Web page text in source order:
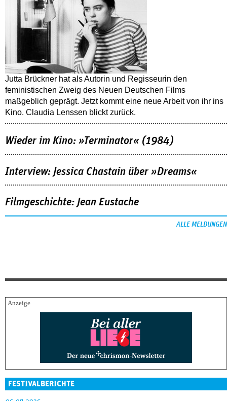
Jutta Brückner hat als Autorin und Regisseurin den
feministischen Zweig des Neuen Deutschen Films
maßgeblich geprägt. Jetzt kommt eine neue Arbeit von ihr ins
Kino. Claudia Lenssen blickt zurück.
Wieder im Kino: »Terminator« (1984)
Interview: Jessica Chastain über »Dreams«
Filmgeschichte: Jean Eustache
ALLE MELDUNGEN
FESTIVALBERICHTE